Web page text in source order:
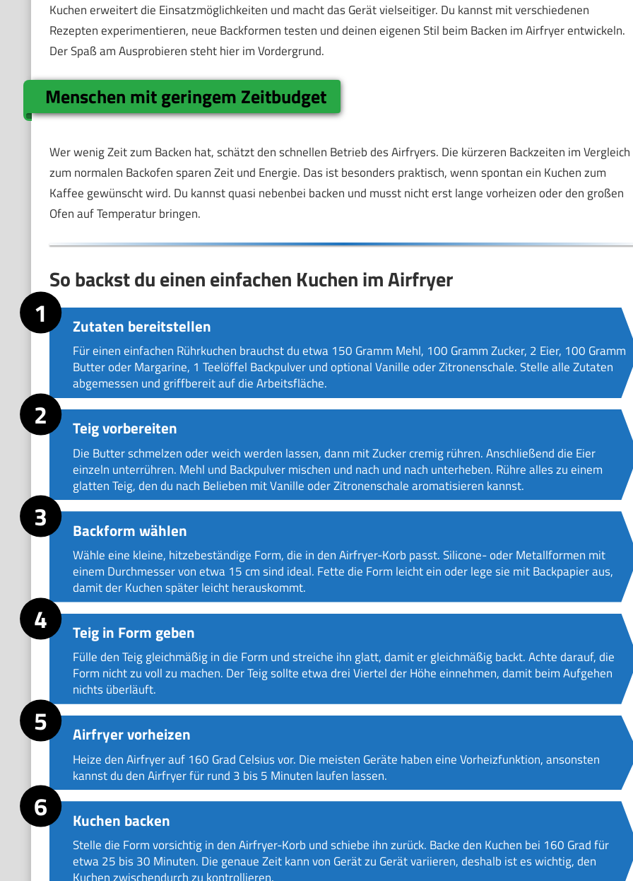
Kuchen erweitert die Einsatzmöglichkeiten und macht das Gerät vielseitiger. Du kannst mit verschiedenen
Rezepten experimentieren, neue Backformen testen und deinen eigenen Stil beim Backen im Airfryer entwickeln.
Der Spaß am Ausprobieren steht hier im Vordergrund.
Menschen mit geringem Zeitbudget
Wer wenig Zeit zum Backen hat, schätzt den schnellen Betrieb des Airfryers. Die kürzeren Backzeiten im Vergleich
zum normalen Backofen sparen Zeit und Energie. Das ist besonders praktisch, wenn spontan ein Kuchen zum
Kaffee gewünscht wird. Du kannst quasi nebenbei backen und musst nicht erst lange vorheizen oder den großen
Ofen auf Temperatur bringen.
So backst du einen einfachen Kuchen im Airfryer
Zutaten bereitstellen
Für einen einfachen Rührkuchen brauchst du etwa 150 Gramm Mehl, 100 Gramm Zucker, 2 Eier, 100 Gramm
Butter oder Margarine, 1 Teelöffel Backpulver und optional Vanille oder Zitronenschale. Stelle alle Zutaten
abgemessen und griffbereit auf die Arbeitsfläche.
Teig vorbereiten
Die Butter schmelzen oder weich werden lassen, dann mit Zucker cremig rühren. Anschließend die Eier
einzeln unterrühren. Mehl und Backpulver mischen und nach und nach unterheben. Rühre alles zu einem
glatten Teig, den du nach Belieben mit Vanille oder Zitronenschale aromatisieren kannst.
Backform wählen
Wähle eine kleine, hitzebeständige Form, die in den Airfryer-Korb passt. Silicone- oder Metallformen mit
einem Durchmesser von etwa 15 cm sind ideal. Fette die Form leicht ein oder lege sie mit Backpapier aus,
damit der Kuchen später leicht herauskommt.
Teig in Form geben
Fülle den Teig gleichmäßig in die Form und streiche ihn glatt, damit er gleichmäßig backt. Achte darauf, die
Form nicht zu voll zu machen. Der Teig sollte etwa drei Viertel der Höhe einnehmen, damit beim Aufgehen
nichts überläuft.
Airfryer vorheizen
Heize den Airfryer auf 160 Grad Celsius vor. Die meisten Geräte haben eine Vorheizfunktion, ansonsten
kannst du den Airfryer für rund 3 bis 5 Minuten laufen lassen.
Kuchen backen
Stelle die Form vorsichtig in den Airfryer-Korb und schiebe ihn zurück. Backe den Kuchen bei 160 Grad für
etwa 25 bis 30 Minuten. Die genaue Zeit kann von Gerät zu Gerät variieren, deshalb ist es wichtig, den